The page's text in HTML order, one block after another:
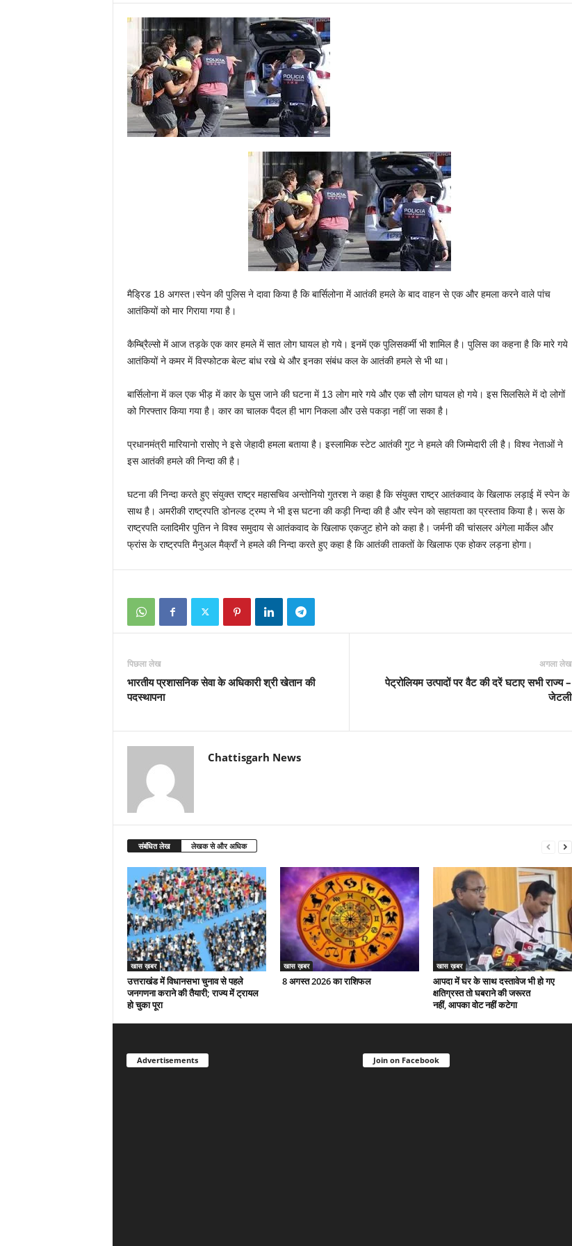
मैड्रिड 18 अगस्त।स्पेन की पुलिस ने दावा किया है कि बार्सिलोना में आतंकी हमले के बाद वाहन से एक और हमला करने वाले पांच
आतंकियों को मार गिराया गया है।
कैम्ब्रिैल्सो में आज तड़के एक कार हमले में सात लोग घायल हो गये। इनमें एक पुलिसकर्मी भी शामिल है। पुलिस का कहना है कि मारे गये
आतंकियों ने कमर में विस्फोटक बेल्ट बांध रखे थे और इनका संबंध कल के आतंकी हमले से भी था।
बार्सिलोना में कल एक भीड़ में कार के घुस जाने की घटना में 13 लोग मारे गये और एक सौ लोग घायल हो गये। इस सिलसिले में दो लोगों
को गिरफ्तार किया गया है। कार का चालक पैदल ही भाग निकला और उसे पकड़ा नहीं जा सका है।
प्रधानमंत्री मारियानो रासोए ने इसे जेहादी हमला बताया है। इस्लामिक स्टेट आतंकी गुट ने हमले की जिम्मेदारी ली है। विश्व नेताओं ने
इस आतंकी हमले की निन्दा की है।
घटना की निन्दा करते हुए संयुक्त राष्ट्र महासचिव अन्तोनियो गुतरश ने कहा है कि संयुक्त राष्ट्र आतंकवाद के खिलाफ लड़ाई में स्पेन के
साथ है। अमरीकी राष्ट्रपति डोनल्ड ट्रम्प ने भी इस घटना की कड़ी निन्दा की है और स्पेन को सहायता का प्रस्ताव किया है। रूस के
राष्ट्रपति व्लादिमीर पुतिन ने विश्व समुदाय से आतंकवाद के खिलाफ एकजुट होने को कहा है। जर्मनी की चांसलर अंगेला मार्केल और
फ्रांस के राष्ट्रपति मैनुअल मैक्रॉं ने हमले की निन्दा करते हुए कहा है कि आतंकी ताकतों के खिलाफ एक होकर लड़ना होगा।
पिछला लेख
भारतीय प्रशासनिक सेवा के अधिकारी श्री खेतान की
पदस्थापना
अगला लेख
पेट्रोलियम उत्पादों पर वैट की दरें घटाए सभी राज्य –
जेटली
Chattisgarh News
संबंधित लेख लेखक से और अधिक
खास ख़बर
उत्तराखंड में विधानसभा चुनाव से पहले
जनगणना कराने की तैयारी; राज्य में ट्रायल
हो चुका पूरा
खास ख़बर
8 अगस्त 2026 का राशिफल
खास ख़बर
आपदा में घर के साथ दस्तावेज भी हो गए
क्षतिग्रस्त तो घबराने की जरूरत
नहीं, आपका वोट नहीं कटेगा
Advertisements Join on Facebook